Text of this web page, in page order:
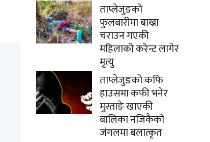
ताप्लेजुङको
फुलबारीमा बाख्रा
चराउन गएकी
महिलाको करेन्ट लागेर
मृत्यु
ताप्लेजुङको कफि
हाउसमा कफी भनेर
मुस्ताङे खाएकी
बालिका नजिकैको
जंगलमा बलात्कृत